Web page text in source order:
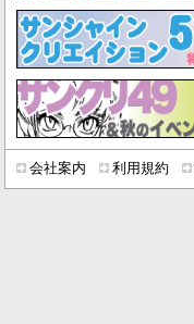
会社案内 利用規約